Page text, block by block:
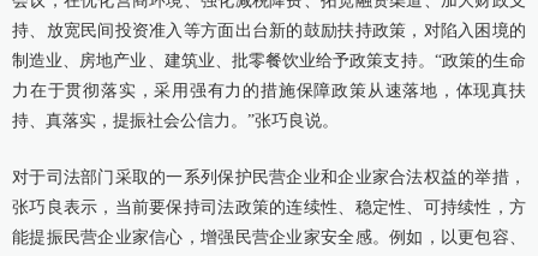
持、放宽民间投资准入等方面出台新的鼓励扶持政策，对陷入困境的
制造业、房地产业、建筑业、批零餐饮业给予政策支持。“政策的生命
力在于贯彻落实，采用强有力的措施保障政策从速落地，体现真扶
持、真落实，提振社会公信力。”张巧良说。
对于司法部门采取的一系列保护民营企业和企业家合法权益的举措，
张巧良表示，当前要保持司法政策的连续性、稳定性、可持续性，方
能提振民营企业家信心，增强民营企业家安全感。例如，以更包容、